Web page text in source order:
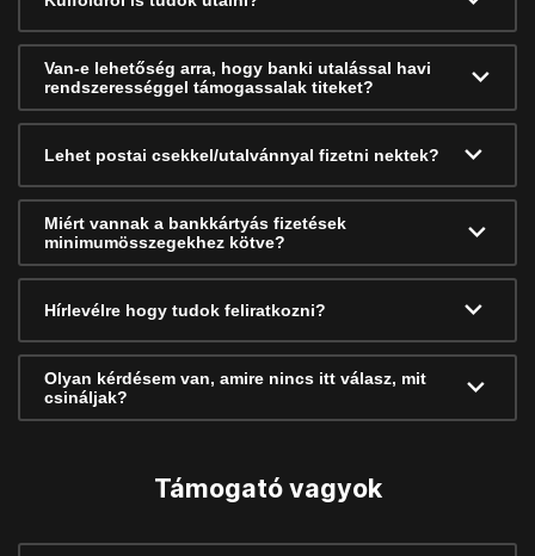
Van-e lehetőség arra, hogy banki utalással havi
rendszerességgel támogassalak titeket?
Lehet postai csekkel/utalvánnyal fizetni nektek?
Miért vannak a bankkártyás fizetések
minimumösszegekhez kötve?
Hírlevélre hogy tudok feliratkozni?
Olyan kérdésem van, amire nincs itt válasz, mit
csináljak?
Támogató vagyok